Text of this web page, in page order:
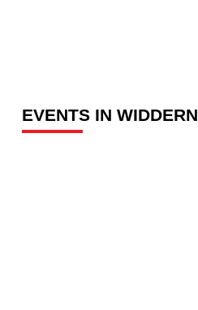
EVENTS IN WIDDERN